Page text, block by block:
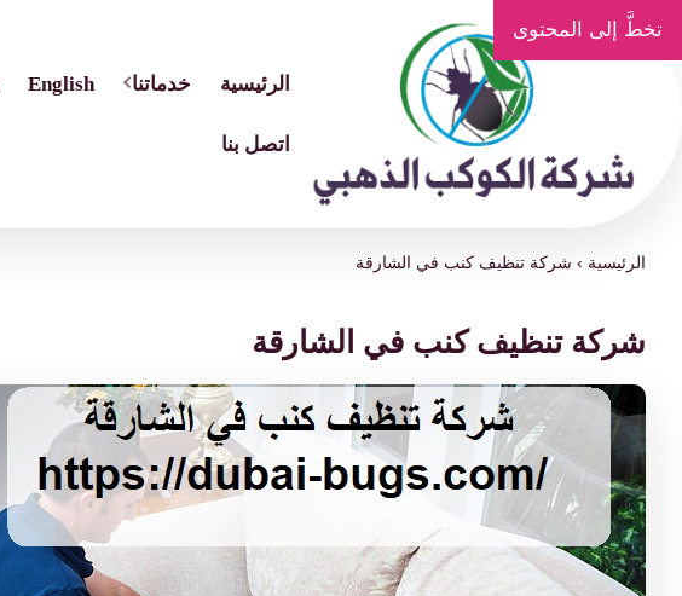
تخطَّ إلى المحتوى
الرئيسية خدماتنا English
اتصل بنا
الرئيسية › شركة تنظيف كنب في الشارقة
شركة تنظيف كنب في الشارقة